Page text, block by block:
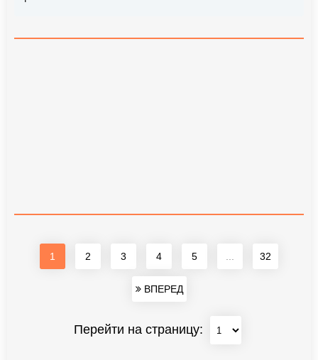
1 2 3 4 5 32
ВПЕРЕД
Перейти на страницу: